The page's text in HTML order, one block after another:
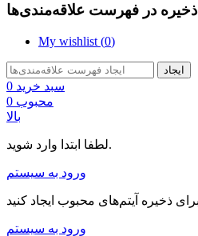
ذخیره در فهرست علاقه‌مندی‌ها
My wishlist (0)
ایجاد
سبد خرید 0
محبوب 0
بالا
لطفا ابتدا وارد شوید.
ورود به سیستم
ورود به سیستم